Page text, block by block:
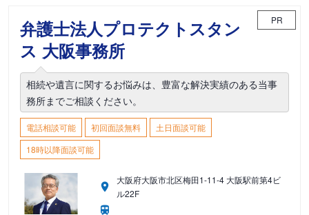
弁護士法人プロテクトスタン
ス 大阪事務所
PR
相続や遺言に関するお悩みは、豊富な解決実績のある当事
務所までご相談ください。
電話相談可能 初回面談無料
土日面談可能
18時以降面談可能
大阪府大阪市北区梅田1-11-4 大阪駅前第4ビ
ル22F